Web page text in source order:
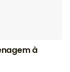
à